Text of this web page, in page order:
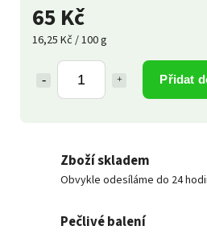
65 Kč
16,25 Kč / 100 g
Přidat
Zboží skladem
Obvykle odesíláme do 24
Pečlivé balení